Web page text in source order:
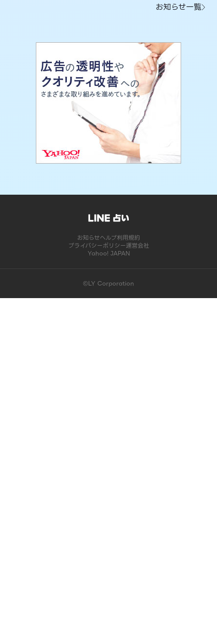
お知らせ一覧
お知らせヘルプ利用規約
プライバシーポリシー運営会社
Yahoo! JAPAN
©LY Corporation
このコンテンツは掲載が終了しました | LINE占い